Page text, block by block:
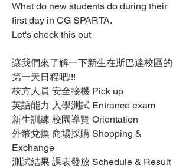
What do new students do during their
first day in CG SPARTA.
Let's check this out
讓我們來了解一下新生在斯巴達校區的
第一天日程吧!!!
校方人員 安全接機 Pick up
英語能力 入學測試 Entrance exam
新生訓練 校園導覽 Orientation
外幣兌換 商場採購 Shopping &
Exchange
測試結果 課表發放 Schedule & Result